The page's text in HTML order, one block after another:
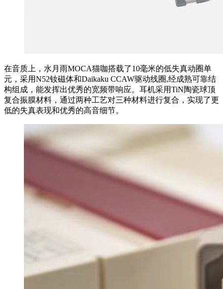
在音质上，水月雨MOCA猫咖搭载了10毫米的低失真动圈单
元，采用N52钕磁体和Daikaku CCAW驱动线圈,经成熟可靠结
构组成，能发挥出优秀的宽频带响应。耳机采用TiN陶瓷球顶
复合振膜材料，通过两种工艺对三种材料进行复合，实现了更
低的失真表现和优秀的高音细节。